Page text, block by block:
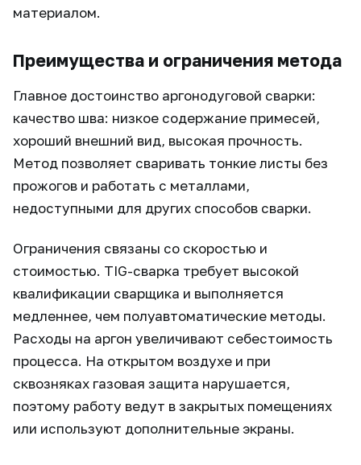
материалом.
Преимущества и ограничения метода
Главное достоинство аргонодуговой сварки:
качество шва: низкое содержание примесей,
хороший внешний вид, высокая прочность.
Метод позволяет сваривать тонкие листы без
прожогов и работать с металлами,
недоступными для других способов сварки.
Ограничения связаны со скоростью и
стоимостью. TIG-сварка требует высокой
квалификации сварщика и выполняется
медленнее, чем полуавтоматические методы.
Расходы на аргон увеличивают себестоимость
процесса. На открытом воздухе и при
сквозняках газовая защита нарушается,
поэтому работу ведут в закрытых помещениях
или используют дополнительные экраны.